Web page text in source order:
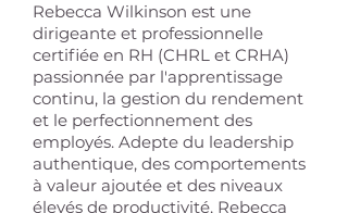
Rebecca Wilkinson est une
dirigeante et professionnelle
certifiée en RH (CHRL et CRHA)
passionnée par l'apprentissage
continu, la gestion du rendement
et le perfectionnement des
employés. Adepte du leadership
authentique, des comportements
à valeur ajoutée et des niveaux
élevés de productivité, Rebecca